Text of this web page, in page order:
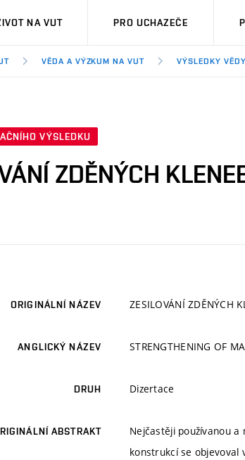
NA VUT PRO UCHAZEČE
VĚDA A VÝZKUM NA VUT VÝSLEDKY
VÝSLEDKU
ZDĚNÝCH
ORIGINÁLNÍ NÁZEV ZESILOVÁNÍ ZDĚNÝCH
ANGLICKÝ NÁZEV STRENGTHENING OF
DRUH Dizertace
ABSTRAKT
Nejčastěji používanou
konstrukcí se objevoval